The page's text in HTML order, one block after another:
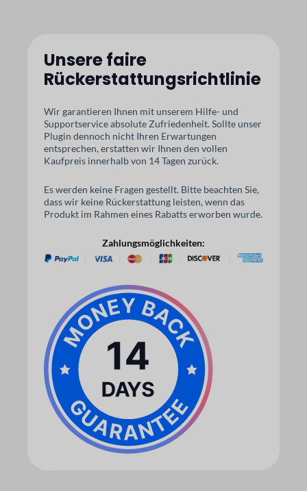
Unsere faire
Rückerstattungsrichtlinie
Wir garantieren Ihnen mit unserem Hilfe- und
Supportservice absolute Zufriedenheit. Sollte unser
Plugin dennoch nicht Ihren Erwartungen
entsprechen, erstatten wir Ihnen den vollen
Kaufpreis innerhalb von 14 Tagen zurück.
Es werden keine Fragen gestellt. Bitte beachten Sie,
dass wir keine Rückerstattung leisten, wenn das
Produkt im Rahmen eines Rabatts erworben wurde.
Zahlungsmöglichkeiten: